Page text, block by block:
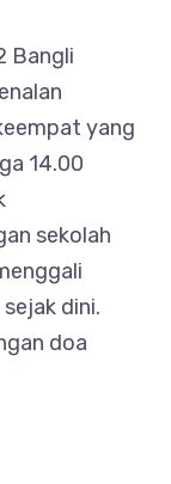
Bangli
yang
14.00
sekolah
dini.
doa